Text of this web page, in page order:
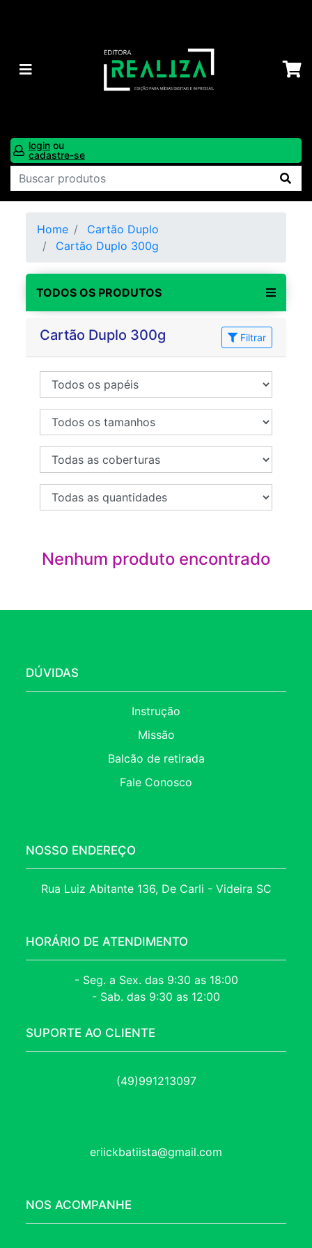
login ou
cadastre-se
Home
Cartão Duplo
Cartão Duplo 300g
TODOS OS PRODUTOS
Cartão Duplo 300g Filtrar
Nenhum produto encontrado
DÚVIDAS
Instrução
Missão
Balcão de retirada
Fale Conosco
NOSSO ENDEREÇO
Rua Luiz Abitante 136, De Carli - Videira SC
HORÁRIO DE ATENDIMENTO
- Seg. a Sex. das 9:30 as 18:00
- Sab. das 9:30 as 12:00
SUPORTE AO CLIENTE
(49)991213097
eriickbatiista@gmail.com
NOS ACOMPANHE